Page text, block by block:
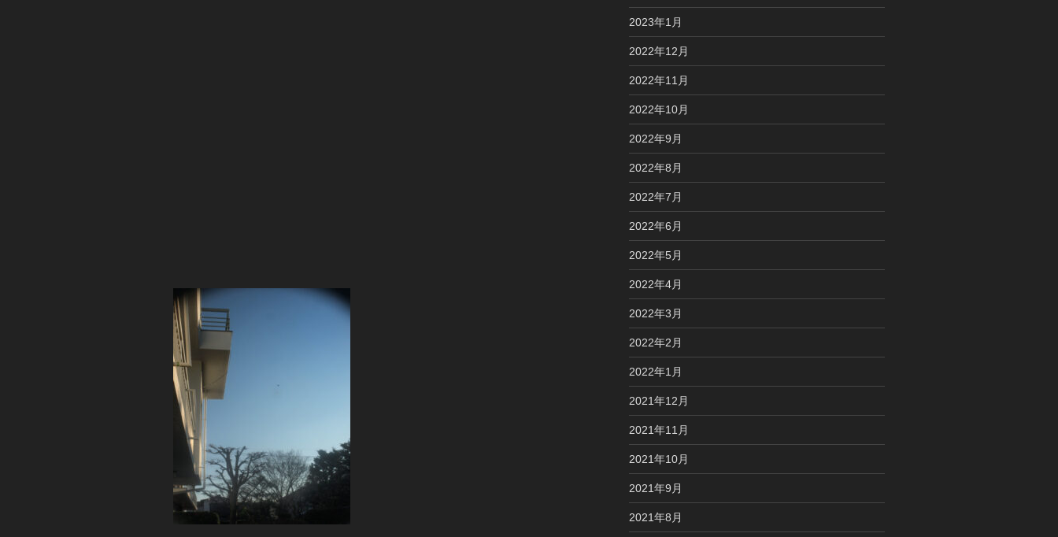
2023年1月
2022年12月
2022年11月
2022年10月
2022年9月
2022年8月
2022年7月
2022年6月
2022年5月
2022年4月
2022年3月
2022年2月
2022年1月
2021年12月
2021年11月
2021年10月
2021年9月
2021年8月